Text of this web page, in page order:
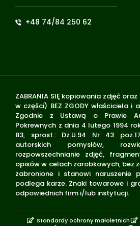
+48 74/84 250 62
ZABRANIA SIĘ kopiowania zdjęć
w części) BEZ ZGODY właściciela
Zgodnie z Ustawą o Prawie
Pokrewnych z dnia 4 lutego 1994
83, sprost.: Dz.U.94 Nr 43
autorskich pomysłów,
rozpowszechnianie zdjęć,
opisów w celach zarobkowych, bez
zabronione i stanowi naruszenie
podlega karze. Znaki towarowe i
odpowiednich firm i/lub instytucji.
Standardy ochrony małoletnich